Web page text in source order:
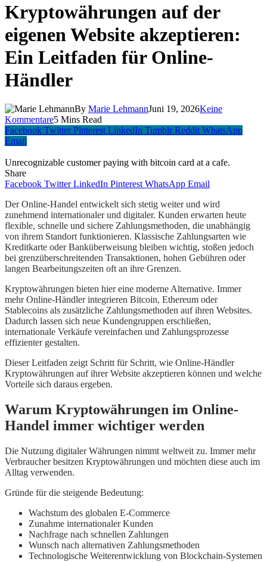
Kryptowährungen auf der
eigenen Website akzeptieren:
Ein Leitfaden für Online-
Händler
By Marie LehmannJuni 19, 2026Keine
Kommentare5 Mins Read
Facebook Twitter Pinterest LinkedIn Tumblr Reddit WhatsApp
Email
Unrecognizable customer paying with bitcoin card at a cafe.
Share
Facebook Twitter LinkedIn Pinterest WhatsApp Email
Der Online-Handel entwickelt sich stetig weiter und wird
zunehmend internationaler und digitaler. Kunden erwarten heute
flexible, schnelle und sichere Zahlungsmethoden, die unabhängig
von ihrem Standort funktionieren. Klassische Zahlungsarten wie
Kreditkarte oder Banküberweisung bleiben wichtig, stoßen jedoch
bei grenzüberschreitenden Transaktionen, hohen Gebühren oder
langen Bearbeitungszeiten oft an ihre Grenzen.
Kryptowährungen bieten hier eine moderne Alternative. Immer
mehr Online-Händler integrieren Bitcoin, Ethereum oder
Stablecoins als zusätzliche Zahlungsmethoden auf ihren Websites.
Dadurch lassen sich neue Kundengruppen erschließen,
internationale Verkäufe vereinfachen und Zahlungsprozesse
effizienter gestalten.
Dieser Leitfaden zeigt Schritt für Schritt, wie Online-Händler
Kryptowährungen auf ihrer Website akzeptieren können und welche
Vorteile sich daraus ergeben.
Warum Kryptowährungen im Online-
Handel immer wichtiger werden
Die Nutzung digitaler Währungen nimmt weltweit zu. Immer mehr
Verbraucher besitzen Kryptowährungen und möchten diese auch im
Alltag verwenden.
Gründe für die steigende Bedeutung:
Wachstum des globalen E-Commerce
Zunahme internationaler Kunden
Nachfrage nach schnellen Zahlungen
Wunsch nach alternativen Zahlungsmethoden
Technologische Weiterentwicklung von Blockchain-Systemen